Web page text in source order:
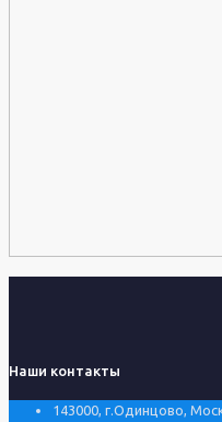
Наши контакты
143000, г.Одинцово,